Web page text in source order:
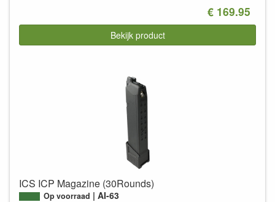
€ 169.95
Bekijk product
ICS ICP Magazine (30Rounds)
Op voorraad AI-63